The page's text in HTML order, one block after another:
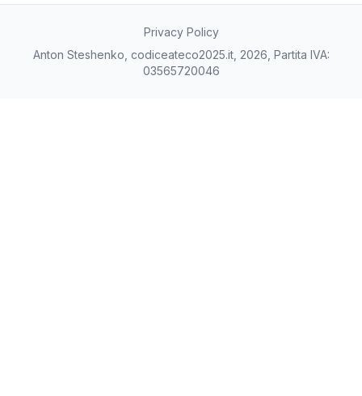
Privacy Policy
Anton Steshenko, codiceateco2025.it, 2026, Partita IVA:
03565720046